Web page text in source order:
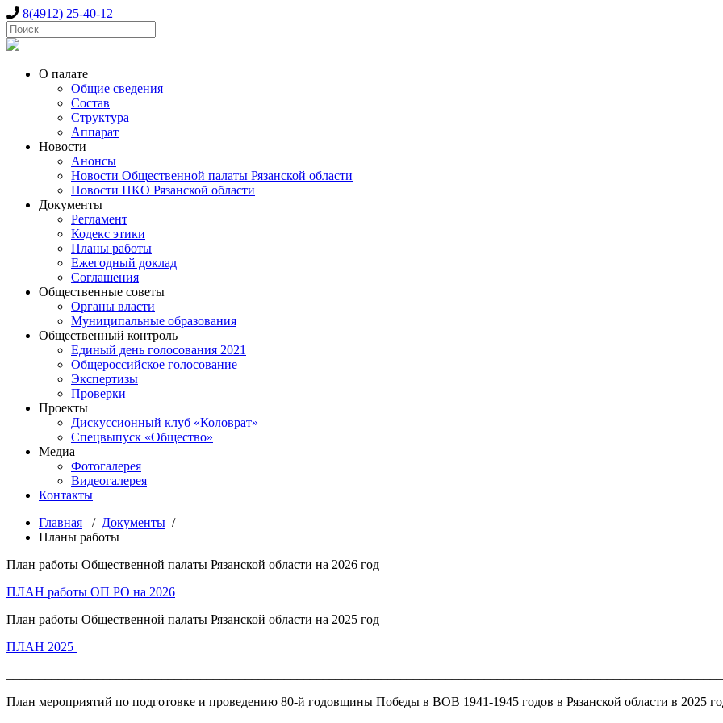
8(4912) 25-40-12
О палате
Общие сведения
Состав
Структура
Аппарат
Новости
Анонсы
Новости Общественной палаты Рязанской области
Новости НКО Рязанской области
Документы
Регламент
Кодекс этики
Планы работы
Ежегодный доклад
Соглашения
Общественные советы
Органы власти
Муниципальные образования
Общественный контроль
Единый день голосования 2021
Общероссийское голосование
Экспертизы
Проверки
Проекты
Дискуссионный клуб «Коловрат»
Спецвыпуск «Общество»
Медиа
Фотогалерея
Видеогалерея
Контакты
Главная / Документы /
Планы работы
План работы Общественной палаты Рязанской области на 2026 год
ПЛАН работы ОП РО на 2026
План работы Общественной палаты Рязанской области на 2025 год
ПЛАН 2025
План мероприятий по подготовке и проведению 80-й годовщины Победы в ВОВ 1941-1945 годов в Рязанской области в 2025